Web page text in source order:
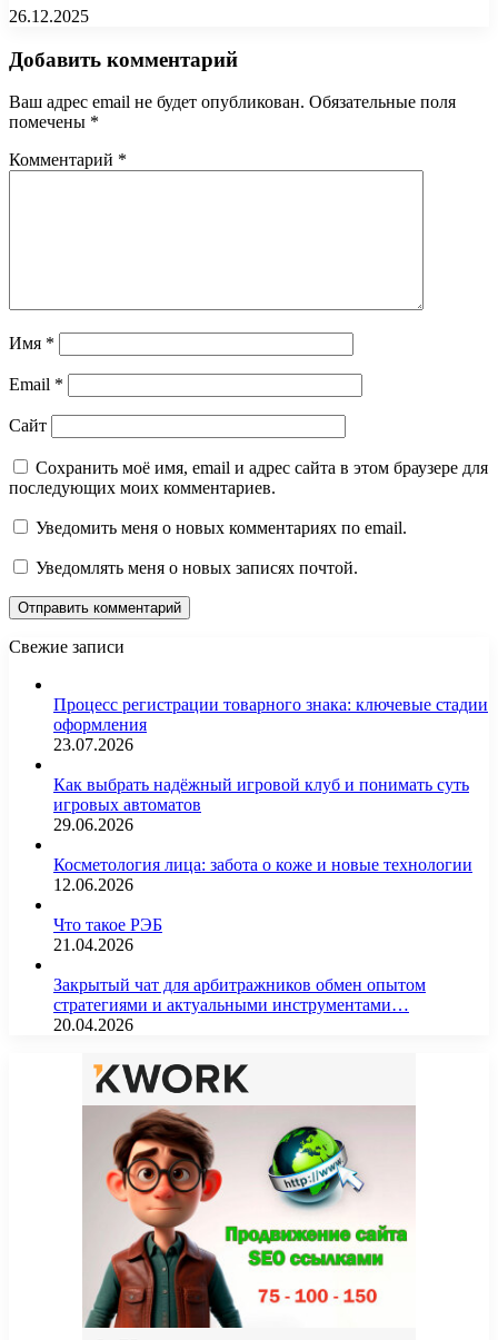
26.12.2025
Добавить комментарий
Ваш адрес email не будет опубликован. Обязательные поля
помечены *
Комментарий *
Имя *
Email *
Сайт
Сохранить моё имя, email и адрес сайта в этом браузере для
последующих моих комментариев.
Уведомить меня о новых комментариях по email.
Уведомлять меня о новых записях почтой.
Свежие записи
Процесс регистрации товарного знака: ключевые стадии
оформления
23.07.2026
Как выбрать надёжный игровой клуб и понимать суть
игровых автоматов
29.06.2026
Косметология лица: забота о коже и новые технологии
12.06.2026
Что такое РЭБ
21.04.2026
Закрытый чат для арбитражников обмен опытом
стратегиями и актуальными инструментами…
20.04.2026